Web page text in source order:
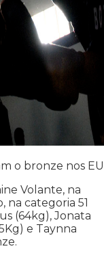
o bronze nos
Volante, na
na categoria 51
(64kg), Jonata
e Taynna